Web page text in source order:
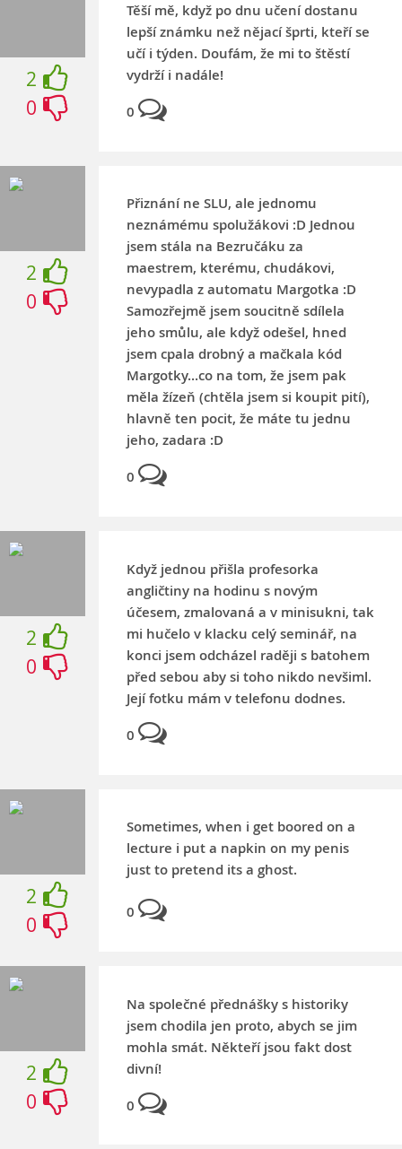
2
0
Těší mě, když po dnu učení dostanu
lepší známku než nějací šprti, kteří se
učí i týden. Doufám, že mi to štěstí
vydrží i nadále!
0
2
0
Přiznání ne SLU, ale jednomu
neznámému spolužákovi :D Jednou
jsem stála na Bezručáku za
maestrem, kterému, chudákovi,
nevypadla z automatu Margotka :D
Samozřejmě jsem soucitně sdílela
jeho smůlu, ale když odešel, hned
jsem cpala drobný a mačkala kód
Margotky...co na tom, že jsem pak
měla žízeň (chtěla jsem si koupit pití),
hlavně ten pocit, že máte tu jednu
jeho, zadara :D
0
2
0
Když jednou přišla profesorka
angličtiny na hodinu s novým
účesem, zmalovaná a v minisukni, tak
mi hučelo v klacku celý seminář, na
konci jsem odcházel raději s batohem
před sebou aby si toho nikdo nevšiml.
Její fotku mám v telefonu dodnes.
0
2
0
Sometimes, when i get boored on a
lecture i put a napkin on my penis
just to pretend its a ghost.
0
2
0
Na společné přednášky s historiky
jsem chodila jen proto, abych se jim
mohla smát. Někteří jsou fakt dost
divní!
0